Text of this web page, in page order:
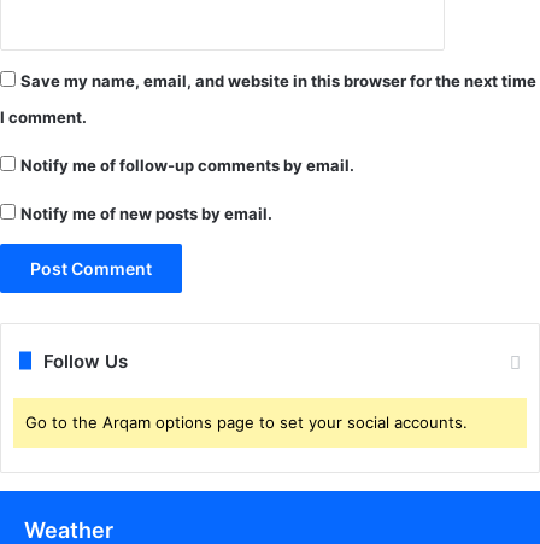
स
क्ल
ने
घ
ट
की
Save my name, email, and website in this browser for the next time
I comment.
Notify me of follow-up comments by email.
Notify me of new posts by email.
Follow Us
Go to the Arqam options page to set your social accounts.
Weather